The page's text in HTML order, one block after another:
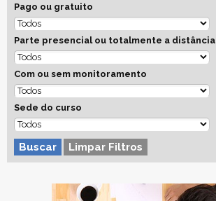
Pago ou gratuito
Parte presencial ou totalmente a distância
Com ou sem monitoramento
Sede do curso
Buscar Limpar Filtros